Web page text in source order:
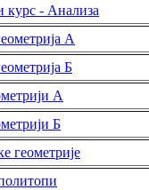
курс - Анализа
А
Б
А
Б
геометрије